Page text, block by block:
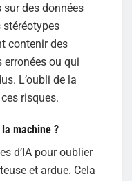
sur des données
stéréotypes
contenir des
ou qui
L’oubli de la
risques.
machine ?
d’IA pour oublier
et ardue. Cela